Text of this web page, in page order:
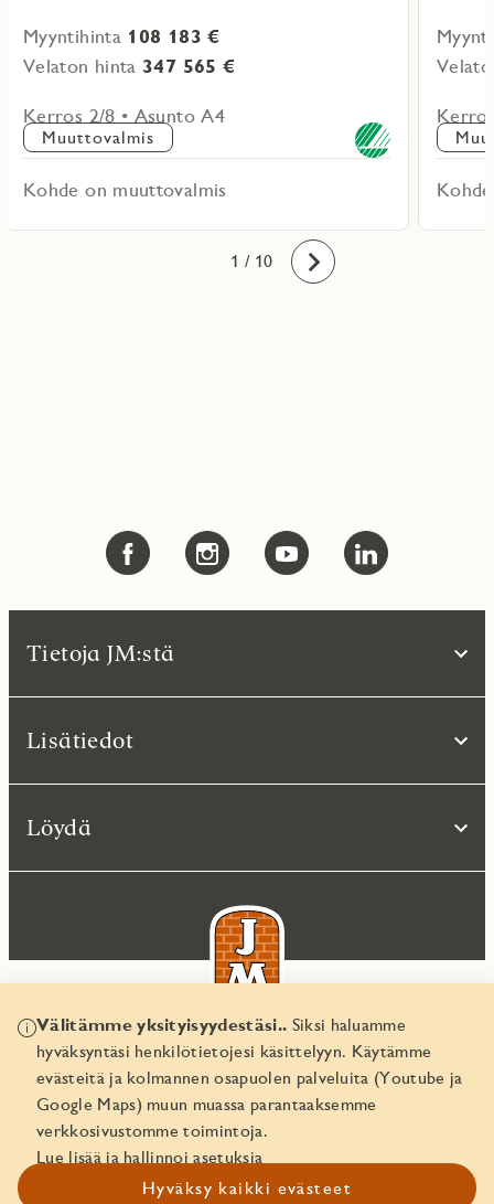
Myyntihinta 108 183 €
Velaton hinta 347 565 €
Kerros 2/8 • Asunto A4
Muuttovalmis
Kohde on muuttovalmis
1
2
3
4
5
6
7
8
9
10 / 10 Eteenpäin
Välitämme yksityisyydestäsi.. Siksi haluamme
hyväksyntäsi henkilötietojesi käsittelyyn. Käytämme
evästeitä ja kolmannen osapuolen palveluita (Youtube ja
Google Maps) muun muassa parantaaksemme
verkkosivustomme toimintoja.
Lue lisää ja hallinnoi asetuksia
Hyväksy kaikki evästeet
Tietoja JM:stä
Lisätiedot
Löydä
© JM Suomi OY 2026
Yritystunnus 1974161-8